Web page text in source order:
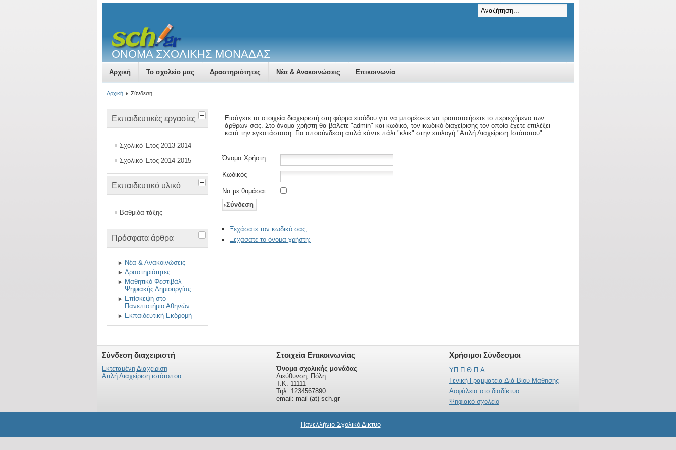
ΟΝΟΜΑ ΣΧΟΛΙΚΗΣ ΜΟΝΑΔΑΣ
Αρχική Το σχολείο μας Δραστηριότητες Νέα & Ανακοινώσεις Επικοινωνία
Αρχική Σύνδεση
Εκπαιδευτικές εργασίες
Σχολικό Έτος 2013-2014
Σχολικό Έτος 2014-2015
Εκπαιδευτικό υλικό
Βαθμίδα τάξης
Πρόσφατα άρθρα
Νέα & Ανακοινώσεις
Δραστηριότητες
Μαθητικό Φεστιβάλ
Ψηφιακής Δημιουργίας
Επίσκεψη στο
Πανεπιστήμιο Αθηνών
Εκπαιδευτική Εκδρομή
Εισάγετε τα στοιχεία διαχειριστή στη φόρμα εισόδου για να μπορέσετε να τροποποιήσετε το περιεχόμενο των
άρθρων σας. Στο όνομα χρήστη θα βάλετε "admin" και κωδικό, τον κωδικό διαχείρισης τον οποίο έχετε επιλέξει
κατά την εγκατάσταση. Για αποσύνδεση απλά κάντε πάλι "κλικ" στην επιλογή "Απλή Διαχείριση Ιστότοπου".
Όνομα Χρήστη
Κωδικός
Να με θυμάσαι
Σύνδεση
Ξεχάσατε τον κωδικό σας;
Ξεχάσατε το όνομα χρήστη;
Σύνδεση διαχειριστή
Εκτεταμένη Διαχείριση
Απλή Διαχείριση ιστότοπου
Στοιχεία Επικοινωνίας
Όνομα σχολικής μονάδας
Διεύθυνση, Πόλη
Τ.Κ. 11111
Τηλ: 1234567890
email: mail (at) sch.gr
Χρήσιμοι Σύνδεσμοι
ΥΠ.Π.Θ.Π.Α.
Γενική Γραμματεία Διά Βίου Μάθησης
Ασφάλεια στο διαδίκτυο
Ψηφιακό σχολείο
Πανελλήνιο Σχολικό Δίκτυο